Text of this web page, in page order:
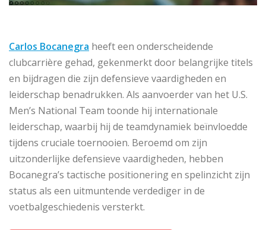
Carlos Bocanegra heeft een onderscheidende
clubcarrière gehad, gekenmerkt door belangrijke titels
en bijdragen die zijn defensieve vaardigheden en
leiderschap benadrukken. Als aanvoerder van het U.S.
Men’s National Team toonde hij internationale
leiderschap, waarbij hij de teamdynamiek beïnvloedde
tijdens cruciale toernooien. Beroemd om zijn
uitzonderlijke defensieve vaardigheden, hebben
Bocanegra’s tactische positionering en spelinzicht zijn
status als een uitmuntende verdediger in de
voetbalgeschiedenis versterkt.